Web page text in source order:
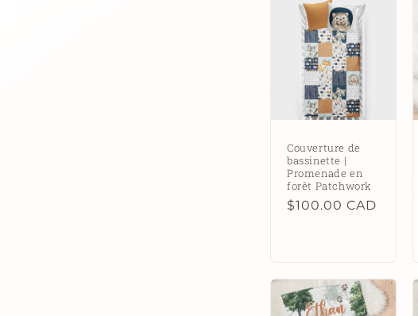
Couverture de
bassinette |
Promenade en
forêt Patchwork
Prix
$100.00 CAD